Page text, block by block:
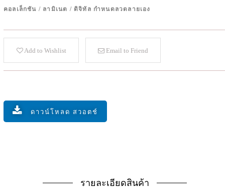
คอลเล็กชัน / ลามิเนต / ดิจิทัล กำหนดลวดลายเอง
Add to Wishlist Email to Friend
ดาวน์โหลด สวอตช์
รายละเอียดสินค้า